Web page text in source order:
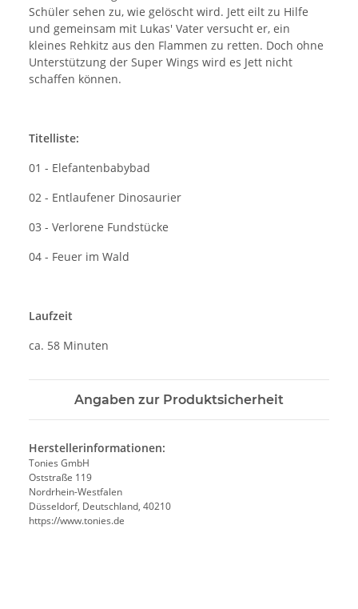
Schüler sehen zu, wie gelöscht wird. Jett eilt zu Hilfe
und gemeinsam mit Lukas' Vater versucht er, ein
kleines Rehkitz aus den Flammen zu retten. Doch ohne
Unterstützung der Super Wings wird es Jett nicht
schaffen können.
Titelliste:
01 - Elefantenbabybad
02 - Entlaufener Dinosaurier
03 - Verlorene Fundstücke
04 - Feuer im Wald
Laufzeit
ca. 58 Minuten
Angaben zur Produktsicherheit
Herstellerinformationen:
Tonies GmbH
Oststraße 119
Nordrhein-Westfalen
Düsseldorf, Deutschland, 40210
https://www.tonies.de